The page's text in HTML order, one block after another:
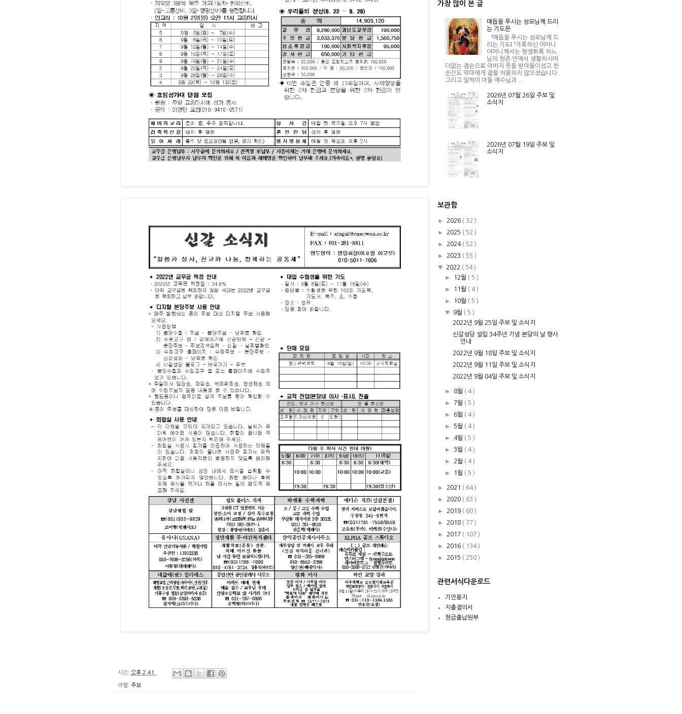
시간: 오후 2:41
라벨: 주보
가장 많이 본 글
매듭을 푸시는 성모님께 드리
는 기도문
†매듭을 푸시는 성모님께 드
리는 기도Ⅰ †거룩하신 어머니
어머니께서는 평생토록 하느
님의 현존 안에서 생활하시며
더없는 겸손으로 아버지 뜻을 받아들이셨고 한
순간도 악마에게 곁을 허용하지 않으셨습니다.
그리고 일찍이 아들 예수님과 ...
2026년 07월 26일 주보 및
소식지
2026년 07월 19일 주보 및
소식지
보관함
► 2026 ( 32 )
► 2025 ( 52 )
► 2024 ( 52 )
► 2023 ( 55 )
▼ 2022 ( 54 )
►
12월 ( 5 )
►
11월 ( 4 )
►
10월 ( 5 )
▼ 9월 ( 5 )
2022년 9월 25일 주보 및 소식지
신갈성당 설립 34주년 기념 본당의 날 행사
안내
2022년 9월 18일 주보 및 소식지
2022년 9월 11일 주보 및 소식지
2022년 9월 04일 주보 및 소식지
► 8월 ( 4 )
► 7월 ( 5 )
► 6월 ( 4 )
► 5월 ( 4 )
►4월 ( 5 )
► 3월 ( 4 )
► 2월 ( 4 )
►
1월 ( 5 )
► 2021 ( 64 )
► 2020 ( 63 )
► 2019 ( 60 )
► 2018 ( 77 )
► 2017 ( 107 )
► 2016 ( 134 )
► 2015 ( 250 )
관련서식다운로드
기안용지
지출결의서
현금출납원부